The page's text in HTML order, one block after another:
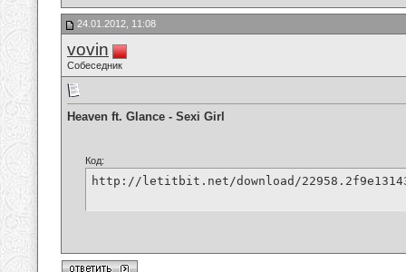
24.01.2012, 11:08
vovin
Собеседник
Heaven ft. Glance - Sexi Girl
Код:
http://letitbit.net/download/